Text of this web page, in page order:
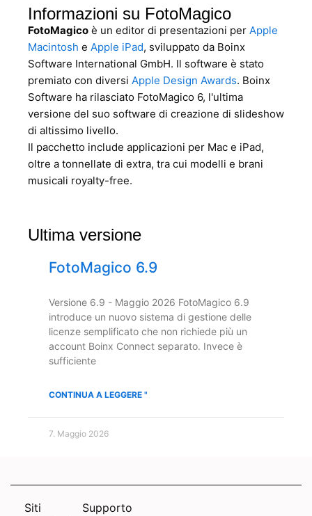
Informazioni su FotoMagico
FotoMagico è un editor di presentazioni per Apple
Macintosh e Apple iPad, sviluppato da Boinx
Software International GmbH. Il software è stato
premiato con diversi Apple Design Awards. Boinx
Software ha rilasciato FotoMagico 6, l'ultima
versione del suo software di creazione di slideshow
di altissimo livello.
Il pacchetto include applicazioni per Mac e iPad,
oltre a tonnellate di extra, tra cui modelli e brani
musicali royalty-free.
Ultima versione
FotoMagico 6.9
Versione 6.9 - Maggio 2026 FotoMagico 6.9
introduce un nuovo sistema di gestione delle
licenze semplificato che non richiede più un
account Boinx Connect separato. Invece è
sufficiente
CONTINUA A LEGGERE "
7. Maggio 2026
Siti
Supporto